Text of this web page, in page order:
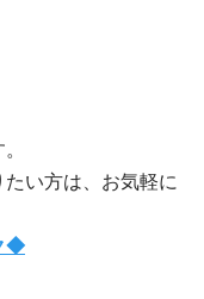
い方は、お気軽に
◆